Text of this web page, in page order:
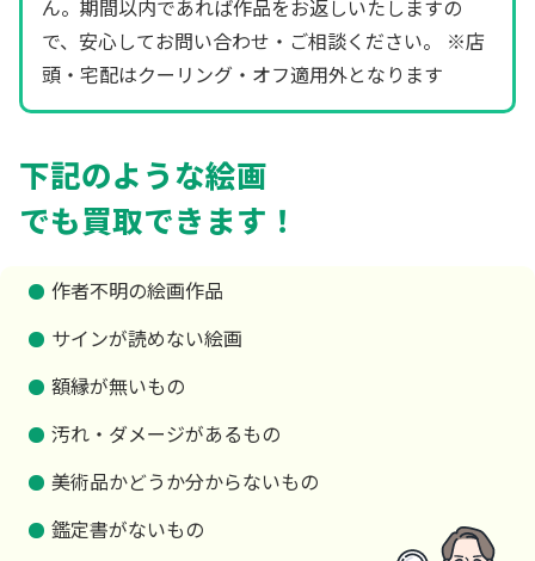
ん。期間以内であれば作品をお返しいたしますの
で、安心してお問い合わせ・ご相談ください。 ※店
頭・宅配はクーリング・オフ適用外となります
下記のような絵画
でも買取できます！
作者不明の絵画作品
サインが読めない絵画
額縁が無いもの
汚れ・ダメージがあるもの
美術品かどうか分からないもの
鑑定書がないもの